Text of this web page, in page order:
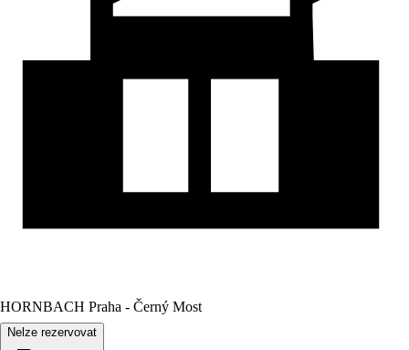
HORNBACH Praha - Černý Most
Nelze rezervovat